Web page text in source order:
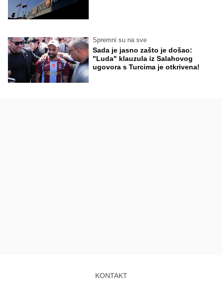
Spremni su na sve
Sada je jasno zašto je došao:
"Luda" klauzula iz Salahovog
ugovora s Turcima je otkrivena!
KONTAKT